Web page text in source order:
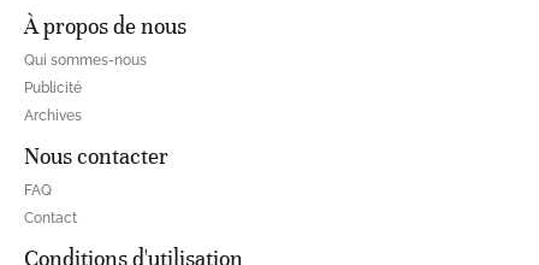
À propos de nous
Qui sommes-nous
Publicité
Archives
Nous contacter
FAQ
Contact
Conditions d'utilisation